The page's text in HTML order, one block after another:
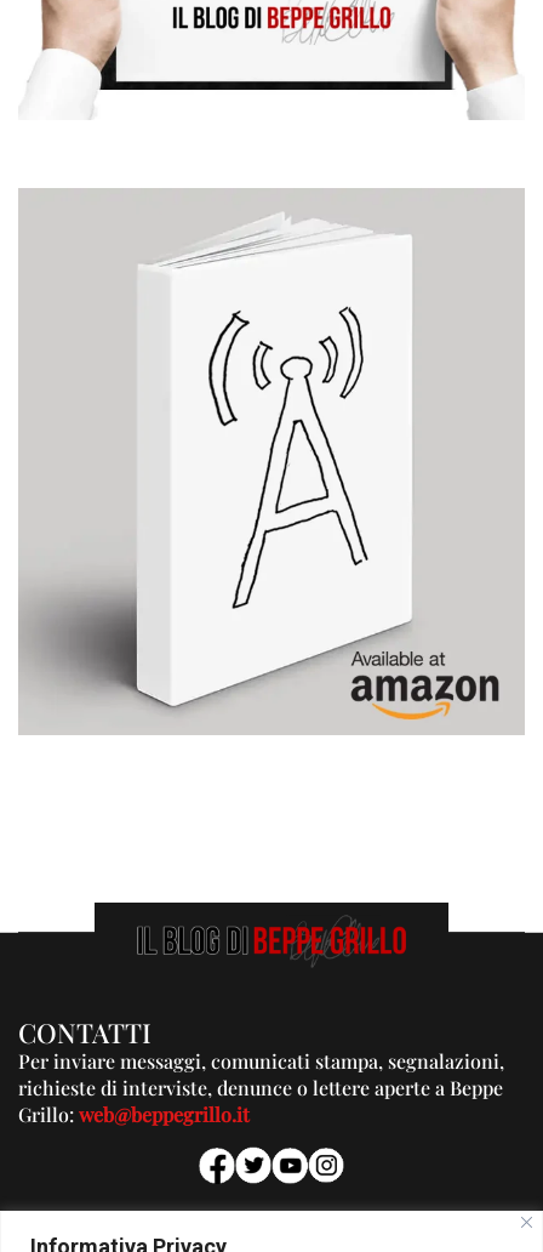
Informativa Privacy
CONTATTI
Per inviare messaggi, comunicati stampa, segnalazioni,
richieste di interviste, denunce o lettere aperte a Beppe
Grillo:web@beppegrillo.it
PUBBLICITA'